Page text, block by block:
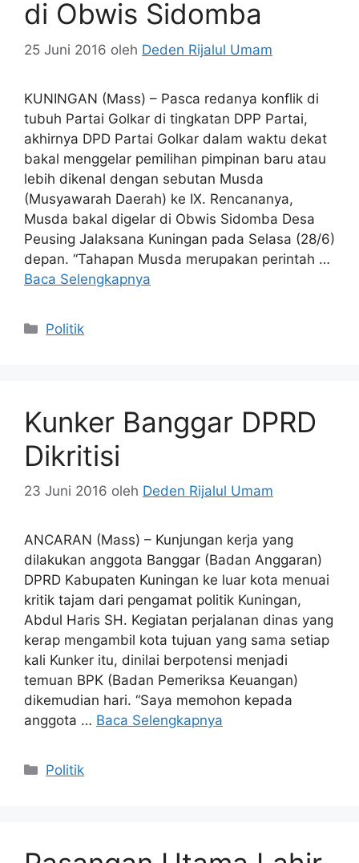
di Obwis Sidomba
25 Juni 2016 oleh Deden Rijalul Umam
KUNINGAN (Mass) – Pasca redanya konflik di
tubuh Partai Golkar di tingkatan DPP Partai,
akhirnya DPD Partai Golkar dalam waktu dekat
bakal menggelar pemilihan pimpinan baru atau
lebih dikenal dengan sebutan Musda
(Musyawarah Daerah) ke IX. Rencananya,
Musda bakal digelar di Obwis Sidomba Desa
Peusing Jalaksana Kuningan pada Selasa (28/6)
depan. “Tahapan Musda merupakan perintah …
Baca Selengkapnya
Kategori
Politik
Kunker Banggar DPRD
Dikritisi
23 Juni 2016 oleh Deden Rijalul Umam
ANCARAN (Mass) – Kunjungan kerja yang
dilakukan anggota Banggar (Badan Anggaran)
DPRD Kabupaten Kuningan ke luar kota menuai
kritik tajam dari pengamat politik Kuningan,
Abdul Haris SH. Kegiatan perjalanan dinas yang
kerap mengambil kota tujuan yang sama setiap
kali Kunker itu, dinilai berpotensi menjadi
temuan BPK (Badan Pemeriksa Keuangan)
dikemudian hari. “Saya memohon kepada
anggota … Baca Selengkapnya
Kategori
Politik